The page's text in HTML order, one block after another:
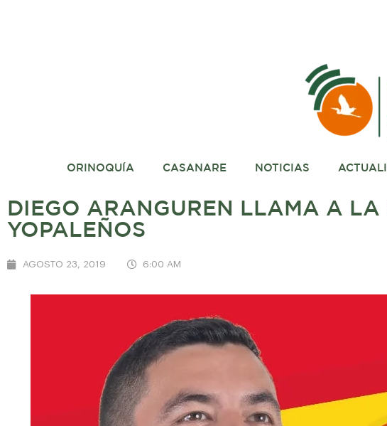
ORINOQUÍA CASANARE NOTICIAS
DIEGO ARANGUREN LLAMA A
YOPALEÑOS
AGOSTO 23, 2019 6:00 AM